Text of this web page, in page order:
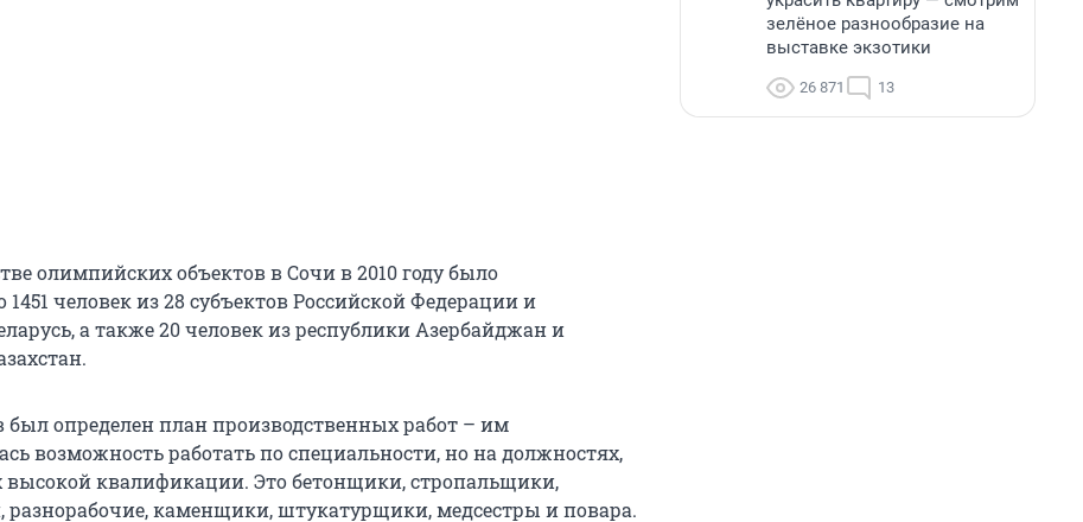
олимпийских объектов в Сочи в 2010 году было
1451 человек из 28 субъектов Российской Федерации и
а также 20 человек из республики Азербайджан и
был определен план производственных работ – им
возможность работать по специальности, но на должностях,
квалификации. Это бетонщики, стропальщики,
каменщики, штукатурщики, медсестры и повара.
зелёное разнообразие на
выставке экзотики
26 871 13